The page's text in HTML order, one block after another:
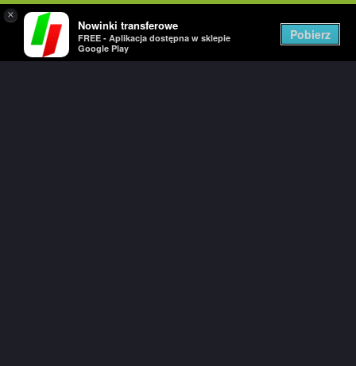
×
Nowinki transferowe
FREE - Aplikacja dostępna w sklepie
Google Play
Pobierz